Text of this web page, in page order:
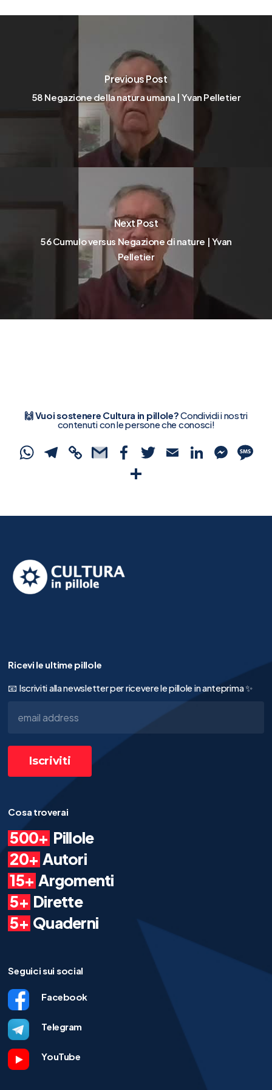
Previous Post
58 Negazione della natura umana | Yvan Pelletier
Next Post
56 Cumulo versus Negazione di nature | Yvan
Pelletier
🙌 Vuoi sostenere Cultura in pillole?Condividi i nostri
contenuti con le persone che conosci!
WhatsApp
Telegram
CopyGmailFacebook
Twitter
Email
Ricevi le ultime pillole
📧 Iscriviti alla newsletter per ricevere le pillole in anteprima ✨
Cosa troverai
500+ Pillole
20+ Autori
15+ Argomenti
5+ Dirette
5+ Quaderni
Seguici sui social
Facebook
Telegram
YouTube